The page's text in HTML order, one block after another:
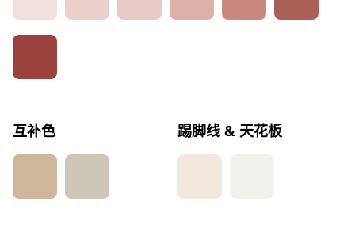
互补色 踢脚线 & 天花板